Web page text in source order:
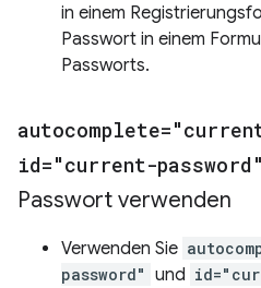
in einem
Passwort in einem
Passworts.
id="current-password"
Passwort verwenden
Verwenden Sie
password" und